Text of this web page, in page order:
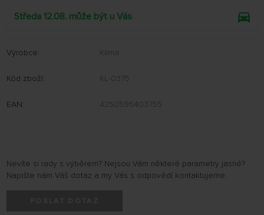
Středa 12.08. může být u Vás
Výrobce: Klima
Kód zboží: KL-0375
EAN: 4250595403755
Nevíte si rady s výběrem? Nejsou Vám některé parametry jasné?
Napište nám Váš dotaz a my Vás s odpovědí kontaktujeme.